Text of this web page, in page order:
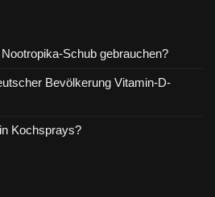
Schub gebrauchen?
Bevölkerung Vitamin-D-
Kochsprays?